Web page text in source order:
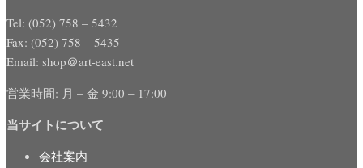
Tel: (052) 758 – 5432
Fax: (052) 758 – 5435
Email: shop＠art-east.net
営業時間: 月 – 金 9:00 – 17:00
当サイトについて
会社案内